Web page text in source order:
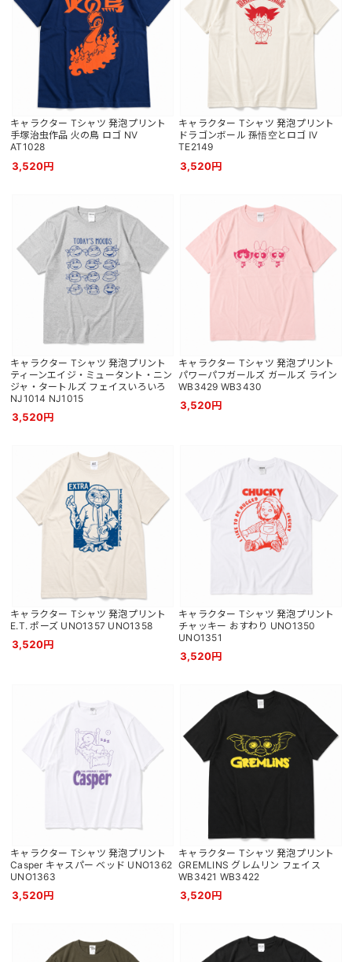
キャラクター Tシャツ 発泡プリント
手塚治虫作品 火の鳥 ロゴ NV
AT1028
3,520円
キャラクター Tシャツ 発泡プリント
ドラゴンボール 孫悟空とロゴ IV
TE2149
3,520円
キャラクター Tシャツ 発泡プリント
ティーンエイジ・ミュータント・ニン
ジャ・タートルズ フェイスいろいろ
NJ1014 NJ1015
3,520円
キャラクター Tシャツ 発泡プリント
パワーパフガールズ ガールズ ライン
WB3429 WB3430
3,520円
キャラクター Tシャツ 発泡プリント
E.T. ポーズ UNO1357 UNO1358
3,520円
キャラクター Tシャツ 発泡プリント
チャッキー おすわり UNO1350
UNO1351
3,520円
キャラクター Tシャツ 発泡プリント
Casper キャスパー ベッド UNO1362
UNO1363
3,520円
キャラクター Tシャツ 発泡プリント
GREMLINS グレムリン フェイス
WB3421 WB3422
3,520円